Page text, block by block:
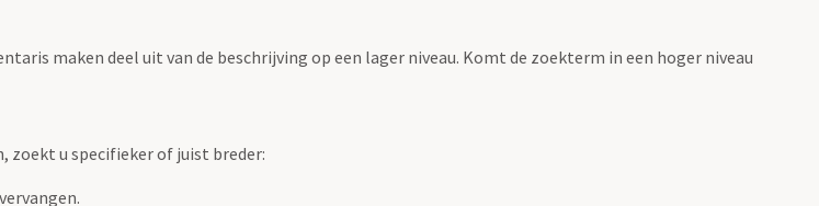
maken deel uit van de beschrijving op een lager niveau. Komt de zoekterm in een hoger niveau
zoekt u specifieker of juist breder: